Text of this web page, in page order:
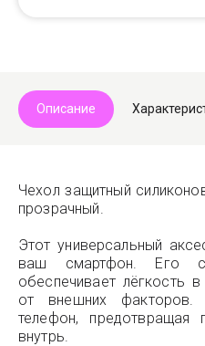
Описание
Чехол защитный
прозрачный.
Этот универсальный
ваш смартфон. Его
обеспечивает лёгкость
от внешних факторов.
телефон, предотвращая
внутрь.